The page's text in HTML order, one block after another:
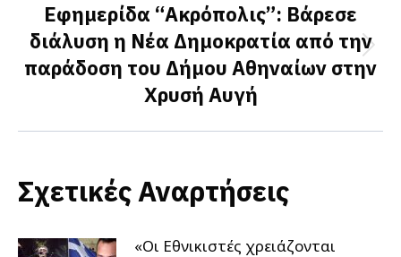
Next
post:
Εφημερίδα “Ακρόπολις”: Βάρεσε
διάλυση η Νέα Δημοκρατία από την
παράδοση του Δήμου Αθηναίων στην
Χρυσή Αυγή
Σχετικές Αναρτήσεις
«Οι Εθνικιστές χρειάζονται